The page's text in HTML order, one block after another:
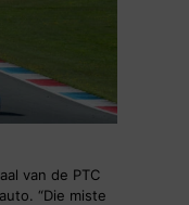
van de PTC
“Die miste